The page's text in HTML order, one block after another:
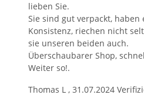
lieben Sie.
Sie sind gut verpackt, haben
Konsistenz, riechen nicht
sie unseren beiden auch.
Überschaubarer Shop,
Weiter so!.
Thomas L , 31.07.2024